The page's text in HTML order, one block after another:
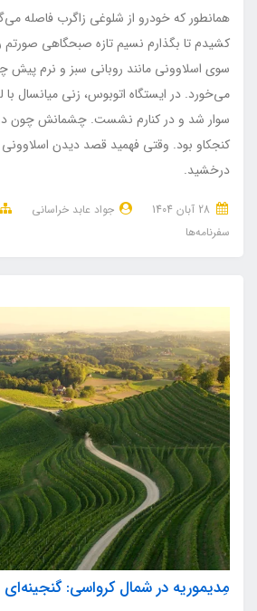
همانطور که خودرو از شلوغی زاگرب فاصله
کشیدم تا بگذارم نسیم تازه صبحگاهی صورتم
سوی اسلاوونی مانند روبانی سبز و نرم پیش
می‌خورد. در ایستگاه اتوبوس، زنی میانسال با
سوار شد و در کنارم نشست. چشمانش چون
کنجکاو بود. وقتی فهمید قصد دیدن
درخشید.
جواد عابد خراسانی
سفرنامه‌ها
مِدیموریه در شمال کرواسی: گنجینه‌ای